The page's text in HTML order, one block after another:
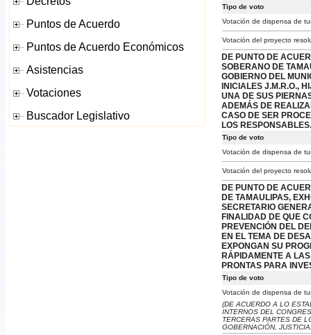
Tipo de voto
Votación de dispensa de
Votación del proyecto
DE PUNTO DE
SOBERANO DE
GOBIERNO DEL
INICIALES J.M.R.O.,
UNA DE SUS
ADEMÁS DE
CASO DE SER
LOS RESPONSABLES.
Tipo de voto
Votación de dispensa de
Votación del proyecto
DE PUNTO DE
DE TAMAULIPAS,
SECRETARIO
FINALIDAD DE QUE
PREVENCIÓN DEL
EN EL TEMA DE
EXPONGAN SU
RÁPIDAMENTE A
PRONTAS PARA
Tipo de voto
Votación de dispensa de
(DE ACUERDO A LO
INTERNOS DEL
TERCERAS PARTES DE
GOBERNACIÓN,